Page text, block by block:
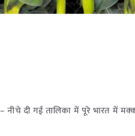
– नीचे दी गई तालिका में पूरे भारत में